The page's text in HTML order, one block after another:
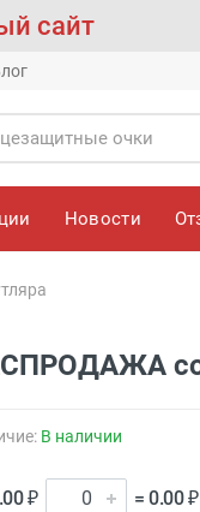
сайт
Новости
В наличии
₽ = 0.00 ₽